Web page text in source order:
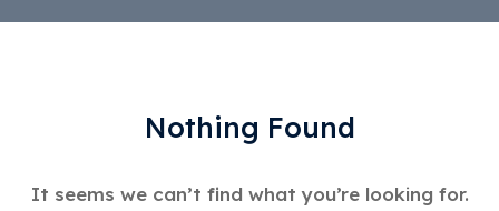
Nothing Found
It seems we can’t find what you’re looking for.